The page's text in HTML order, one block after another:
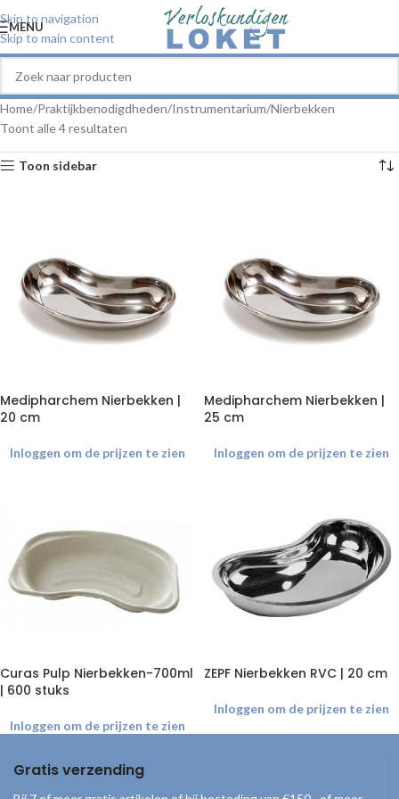
Skip to navigation
Skip to main content
MENU
Home Praktijkbenodigdheden Instrumentarium Nierbekken
Toont alle 4 resultaten
Toon sidebar
Medipharchem Nierbekken |
20 cm
Inloggen om de prijzen te zien
Medipharchem Nierbekken |
25 cm
Inloggen om de prijzen te zien
Curas Pulp Nierbekken-700ml
| 600 stuks
Inloggen om de prijzen te zien
ZEPF Nierbekken RVC | 20 cm
Inloggen om de prijzen te zien
Gratis verzending